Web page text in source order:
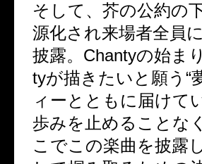
そして、芥の公約の
源化され来場者全員
披露。Chantyの始ま
tyが描きたいと願う“
ィーとともに届けて
歩みを止めることな
こでこの楽曲を披露